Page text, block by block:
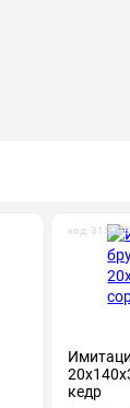
код: 315003
кедр